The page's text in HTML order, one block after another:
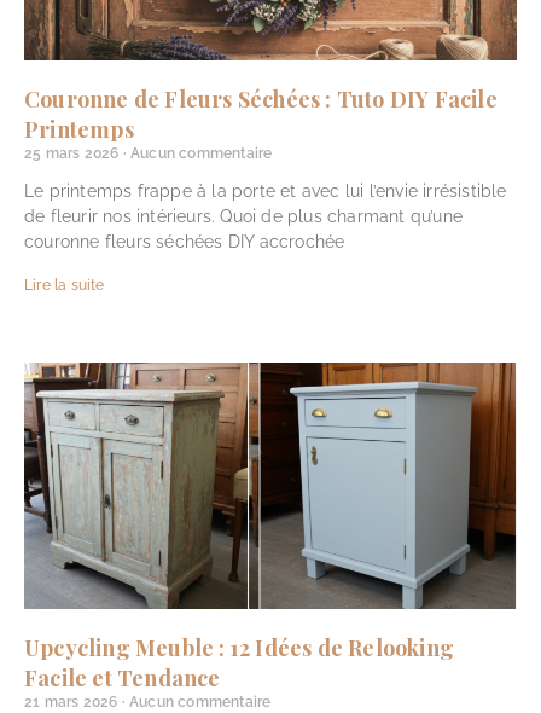
Couronne de Fleurs Séchées : Tuto DIY Facile
Printemps
25 mars 2026 Aucun commentaire
Le printemps frappe à la porte et avec lui l’envie irrésistible
de fleurir nos intérieurs. Quoi de plus charmant qu’une
couronne fleurs séchées DIY accrochée
Lire la suite
Upcycling Meuble : 12 Idées de Relooking
Facile et Tendance
21 mars 2026 Aucun commentaire